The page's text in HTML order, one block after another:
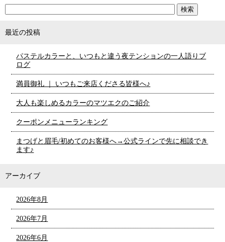
最近の投稿
パステルカラーと、いつもと違う夜テンションの一人語りブ
ログ
満員御礼 ｜ いつもご来店くださる皆様へ♪
大人も楽しめるカラーのマツエクのご紹介
クーポンメニューランキング
まつげと眉毛/初めてのお客様へ→公式ラインで先に相談でき
ます♪
アーカイブ
2026年8月
2026年7月
2026年6月